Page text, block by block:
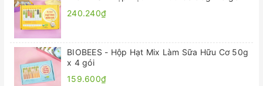
240.240₫
BIOBEES - Hộp Hạt Mix Làm Sữa Hữu Cơ 50g
x 4 gói
159.600₫